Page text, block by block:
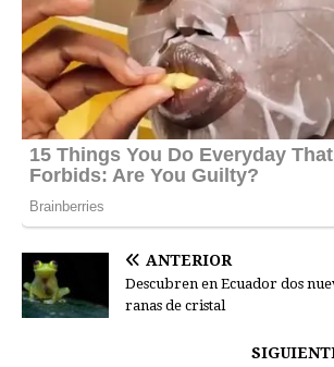
ANTERIOR
Descubren en Ecuador dos
ranas de cristal